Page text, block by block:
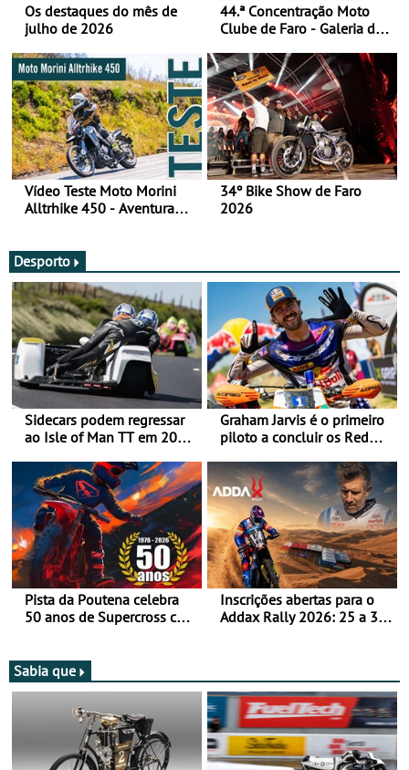
Os destaques do mês de
julho de 2026
44.ª Concentração Moto
Clube de Faro - Galeria de
Vídeo Teste Moto Morini
Alltrhike 450 - Aventura
34º Bike Show de Faro
2026
Desporto
Sidecars podem regressar
ao Isle of Man TT em 2027
Graham Jarvis é o primeiro
piloto a concluir os Red
moto elétrica
Pista da Poutena celebra
50 anos de Supercross com
Inscrições abertas para o
Addax Rally 2026: 25 a 30
Sabia que